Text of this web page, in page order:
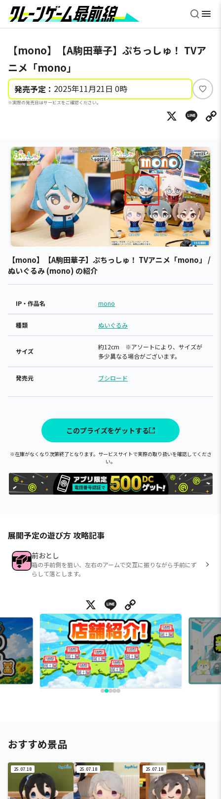
【mono】【A駒田華子】ぷちっしゅ！ TVア
ニメ「mono」
発売予定： 2025年11月21日 0時
※実際の発売日はサービスをご確認ください。
い
ね
X
【mono】【A駒田華子】ぷちっしゅ！ TVアニメ「mono」 /
ぬいぐるみ (mono) の紹介
IP・作品名 mono
種類 ぬいぐるみ
サイズ
約12cm ※アソートにより、サイズが
多少異なる場合がございます。
発売元 ブシロード
このプライズをゲットする
※在庫がなくなり次第終了となります。サービスサイトで実際の取り扱いを確認してくださ
い。
展開予定の遊び方 攻略記事
前おとし
箱の手前側を狙い、左右のアームで交互に振りながら手前にず
らして落とします。
X Line
おすすめ景品
25.07.18 25.07.18 25.07.18